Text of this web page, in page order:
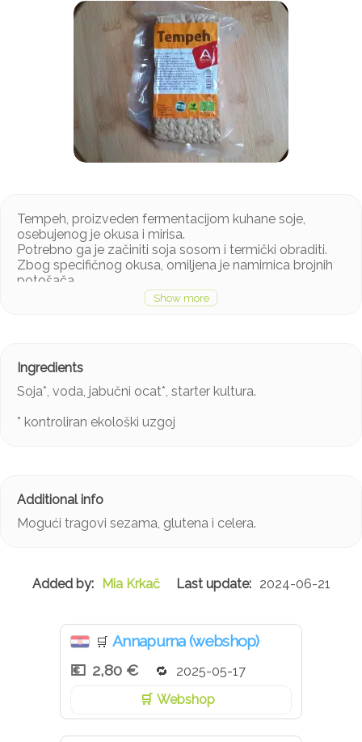
Tempeh, proizveden fermentacijom kuhane soje,
osebujenog je okusa i mirisa.
Potrebno ga je začiniti soja sosom i termički obraditi.
Zbog specifičnog okusa, omiljena je namirnica brojnih
potošača.
Uz svježi tempeh, Annapurna proizvodi i dimljeni
Soja*, voda, jabučni ocat*, starter kultura.
* kontroliran ekološki uzgoj
Mogući tragovi sezama, glutena i celera.
Mia Krkač 2024-06-21
🛒 Annapurna (webshop)
2,80 €
2025-05-17
Webshop